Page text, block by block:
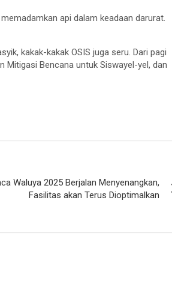
api dalam keadaan darurat.
kakak-kakak OSIS juga seru. Dari pagi
Mitigasi Bencana untuk Siswayel-yel, dan
Waluya 2025 Berjalan Menyenangkan,
Fasilitas akan Terus Dioptimalkan